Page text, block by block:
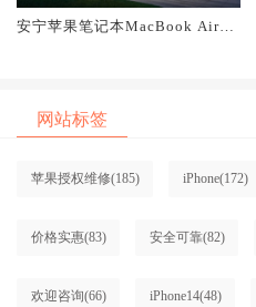
安宁苹果笔记本MacBook Air换
网站标签
苹果授权维修(185) iPhone(172)
价格实惠(83) 安全可靠(82)
欢迎咨询(66) iPhone14(48)